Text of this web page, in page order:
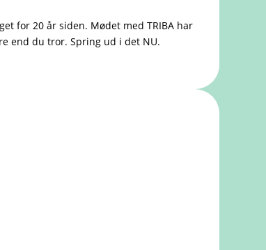
for 20 år siden. Mødet med TRIBA har
end du tror. Spring ud i det NU.